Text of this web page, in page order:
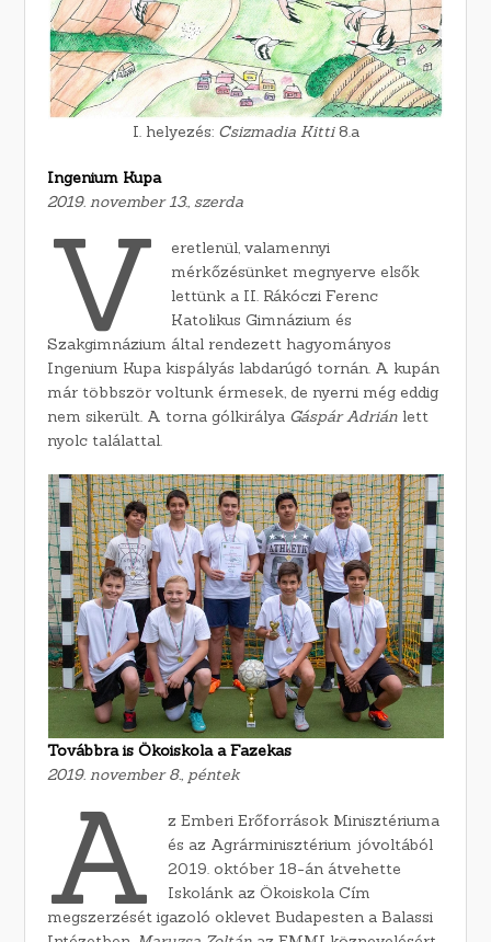
I. helyezés: Csizmadia Kitti8.a
Ingenium Kupa
2019. november 13., szerda
V
eretlenül, valamennyi
mérkőzésünket megnyerve elsők
lettünk a II. Rákóczi Ferenc
Katolikus Gimnázium és
Szakgimnázium által rendezett hagyományos
Ingenium Kupa kispályás labdarúgó tornán. A kupán
már többször voltunk érmesek, de nyerni még eddig
nem sikerült. A torna gólkirálya Gáspár Adrián lett
nyolc találattal.
Továbbra is Ökoiskola a Fazekas
2019. november 8., péntek
A
z Emberi Erőforrások Minisztériuma
és az Agrárminisztérium jóvoltából
2019. október 18-án átvehette
Iskolánk az Ökoiskola Cím
megszerzését igazoló oklevet Budapesten a Balassi